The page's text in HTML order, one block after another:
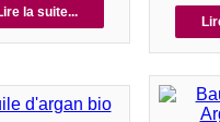
la suite...